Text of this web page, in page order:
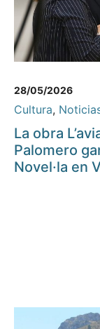
28/05/2026
Cultura,
La obra
Palomero
Novel·la en